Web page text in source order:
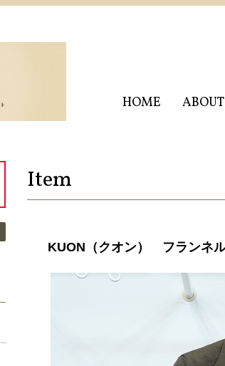
HOME ABOUT
Item
KUON（クオン） フランネ